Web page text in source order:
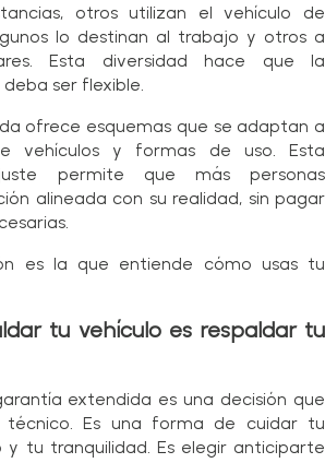
otros utilizan el vehículo de
lo destinan al trabajo y otros a
Esta diversidad hace que la
ser flexible.
ofrece esquemas que se adaptan a
vehículos y formas de uso. Esta
permite que más personas
alineada con su realidad, sin pagar
es la que entiende cómo usas tu
tu vehículo es respaldar tu
extendida es una decisión que
Es una forma de cuidar tu
y tu tranquilidad. Es elegir anticiparte